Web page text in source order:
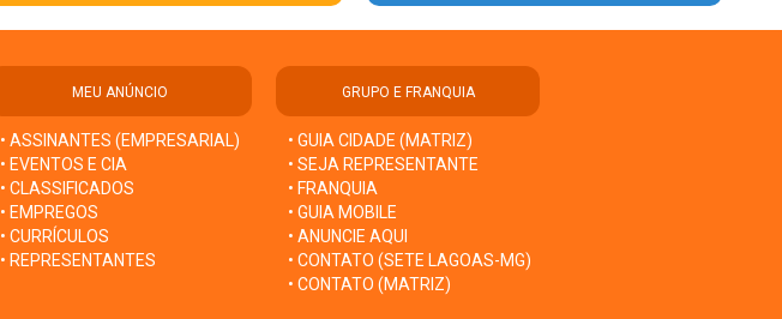
MEU ANÚNCIO
• ASSINANTES (EMPRESARIAL)
• EVENTOS E CIA
• CLASSIFICADOS
• EMPREGOS
• CURRÍCULOS
• REPRESENTANTES
GRUPO E FRANQUIA
• GUIA CIDADE (MATRIZ)
• SEJA REPRESENTANTE
• FRANQUIA
• GUIA MOBILE
• ANUNCIE AQUI
• CONTATO (SETE LAGOAS-MG)
• CONTATO (MATRIZ)